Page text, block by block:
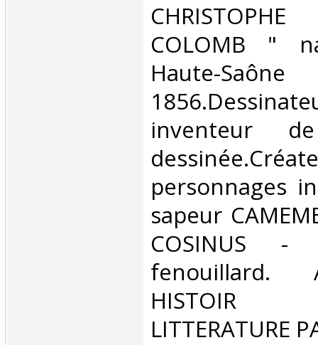
COLOMB "
Haute-
inventeur
personnages
sapeur
COSINUS -
fenouillard.
HISTOIR
LITTERATURE